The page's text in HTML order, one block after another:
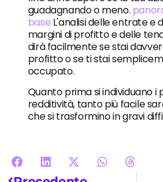
guadagnando o meno.
base L'analisi delle entrate e
margini di profitto e delle
dirà facilmente se stai
profitto o se ti stai
occupato.
Quanto prima si individuano i
redditività, tanto più facile
che si trasformino in gravi